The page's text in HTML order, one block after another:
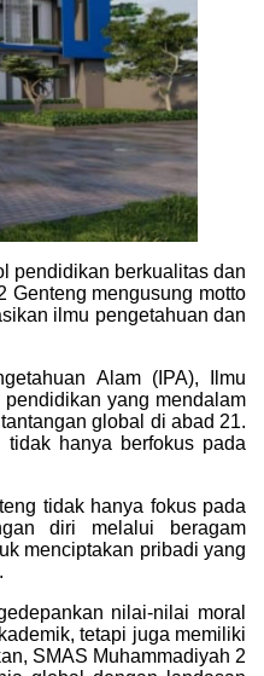
pendidikan berkualitas dan
Genteng mengusung motto
ilmu pengetahuan dan
Alam (IPA), Ilmu
yang mendalam
global di abad 21.
tidak hanya berfokus pada
tidak hanya fokus pada
diri melalui beragam
menciptakan pribadi yang
nilai-nilai moral
tetapi juga memiliki
SMAS Muhammadiyah 2